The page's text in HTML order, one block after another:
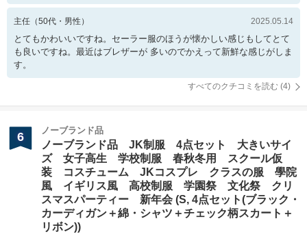
主任 （50代・ 男性 ） 2025.05.14
とてもかわいいですね。セーラー服のほうが懐かしい感じもしてとて
も良いですね。最近はブレザーが 多いのでかえって新鮮な感じがしま
す。
すべてのクチコミを読む (4)
6 ノーブランド品
ノーブランド品 JK制服 4点セット 大きいサイ
ズ 女子高生 学校制服 春秋冬用 スクール仮
装 コスチューム JKコスプレ クラスの服 學院
風 イギリス風 高校制服 学園祭 文化祭 クリ
スマスパーティー 新年会 (S, 4点セット(ブラック・
カーディガン＋綿・シャツ＋チェック柄スカート＋
リボン))